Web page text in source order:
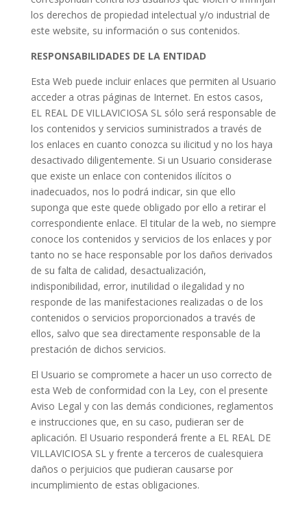
los derechos de propiedad intelectual y/o industrial de
este website, su información o sus contenidos.
RESPONSABILIDADES DE LA ENTIDAD
Esta Web puede incluir enlaces que permiten al Usuario
acceder a otras páginas de Internet. En estos casos,
EL REAL DE VILLAVICIOSA SL sólo será responsable de
los contenidos y servicios suministrados a través de
los enlaces en cuanto conozca su ilicitud y no los haya
desactivado diligentemente. Si un Usuario considerase
que existe un enlace con contenidos ilícitos o
inadecuados, nos lo podrá indicar, sin que ello
suponga que este quede obligado por ello a retirar el
correspondiente enlace. El titular de la web, no siempre
conoce los contenidos y servicios de los enlaces y por
tanto no se hace responsable por los daños derivados
de su falta de calidad, desactualización,
indisponibilidad, error, inutilidad o ilegalidad y no
responde de las manifestaciones realizadas o de los
contenidos o servicios proporcionados a través de
ellos, salvo que sea directamente responsable de la
prestación de dichos servicios.
El Usuario se compromete a hacer un uso correcto de
esta Web de conformidad con la Ley, con el presente
Aviso Legal y con las demás condiciones, reglamentos
e instrucciones que, en su caso, pudieran ser de
aplicación. El Usuario responderá frente a EL REAL DE
VILLAVICIOSA SL y frente a terceros de cualesquiera
daños o perjuicios que pudieran causarse por
incumplimiento de estas obligaciones.